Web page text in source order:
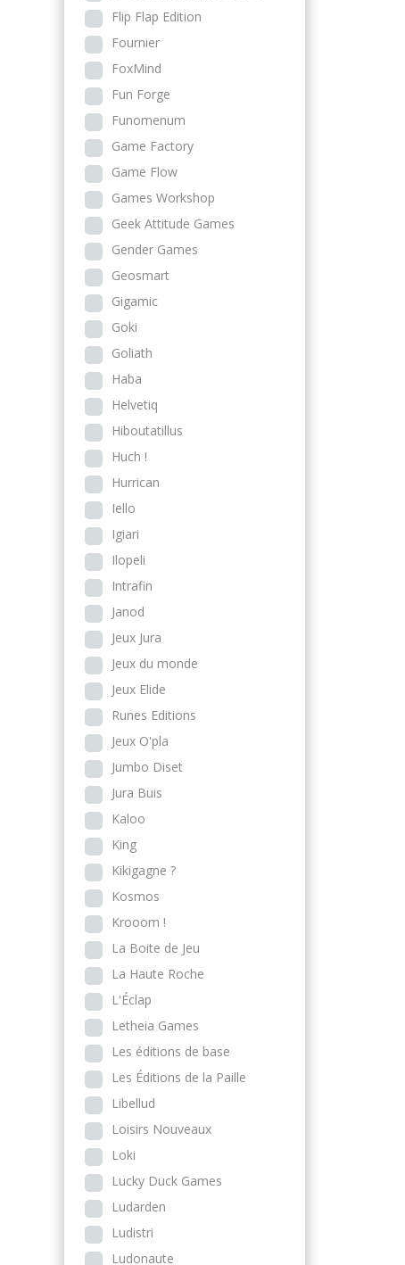
Flip Flap Edition
Fournier
FoxMind
Fun Forge
Funomenum
Game Factory
Game Flow
Games Workshop
Geek Attitude Games
Gender Games
Geosmart
Gigamic
Goki
Goliath
Haba
Helvetiq
Hiboutatillus
Huch !
Hurrican
Iello
Igiari
Ilopeli
Intrafin
Janod
Jeux Jura
Jeux du monde
Jeux Elide
Runes Editions
Jeux O'pla
Jumbo Diset
Jura Buis
Kaloo
King
Kikigagne ?
Kosmos
Krooom !
La Boite de Jeu
La Haute Roche
L'Éclap
Letheia Games
Les éditions de base
Les Éditions de la Paille
Libellud
Loisirs Nouveaux
Loki
Lucky Duck Games
Ludarden
Ludistri
Ludonaute